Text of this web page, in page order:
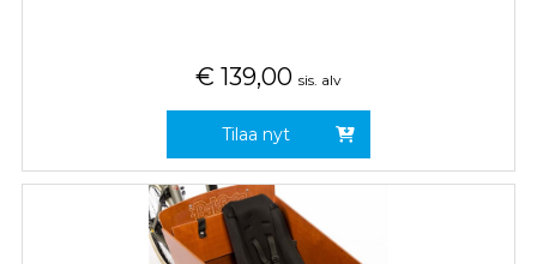
€ 139,00 sis. alv
Tilaa nyt